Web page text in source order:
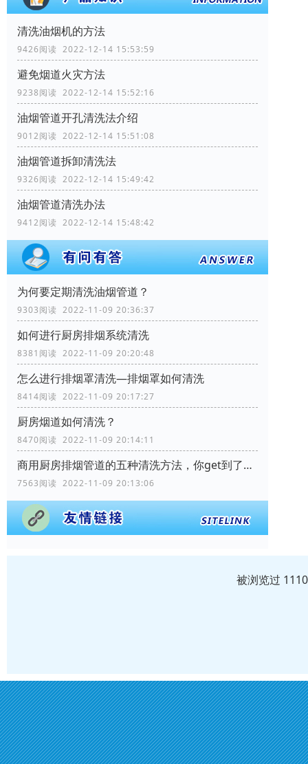
清洗油烟机的方法
9426阅读 2022-12-14 15:53:59
避免烟道火灾方法
9238阅读 2022-12-14 15:52:16
油烟管道开孔清洗法介绍
9012阅读 2022-12-14 15:51:08
油烟管道拆卸清洗法
9326阅读 2022-12-14 15:49:42
油烟管道清洗办法
9412阅读 2022-12-14 15:48:42
为何要定期清洗油烟管道？
9303阅读 2022-11-09 20:36:37
如何进行厨房排烟系统清洗
8381阅读 2022-11-09 20:20:48
怎么进行排烟罩清洗—排烟罩如何清洗
8414阅读 2022-11-09 20:17:27
厨房烟道如何清洗？
8470阅读 2022-11-09 20:14:11
商用厨房排烟管道的五种清洗方法，你get到了吗？
7563阅读 2022-11-09 20:13:06
被浏览过